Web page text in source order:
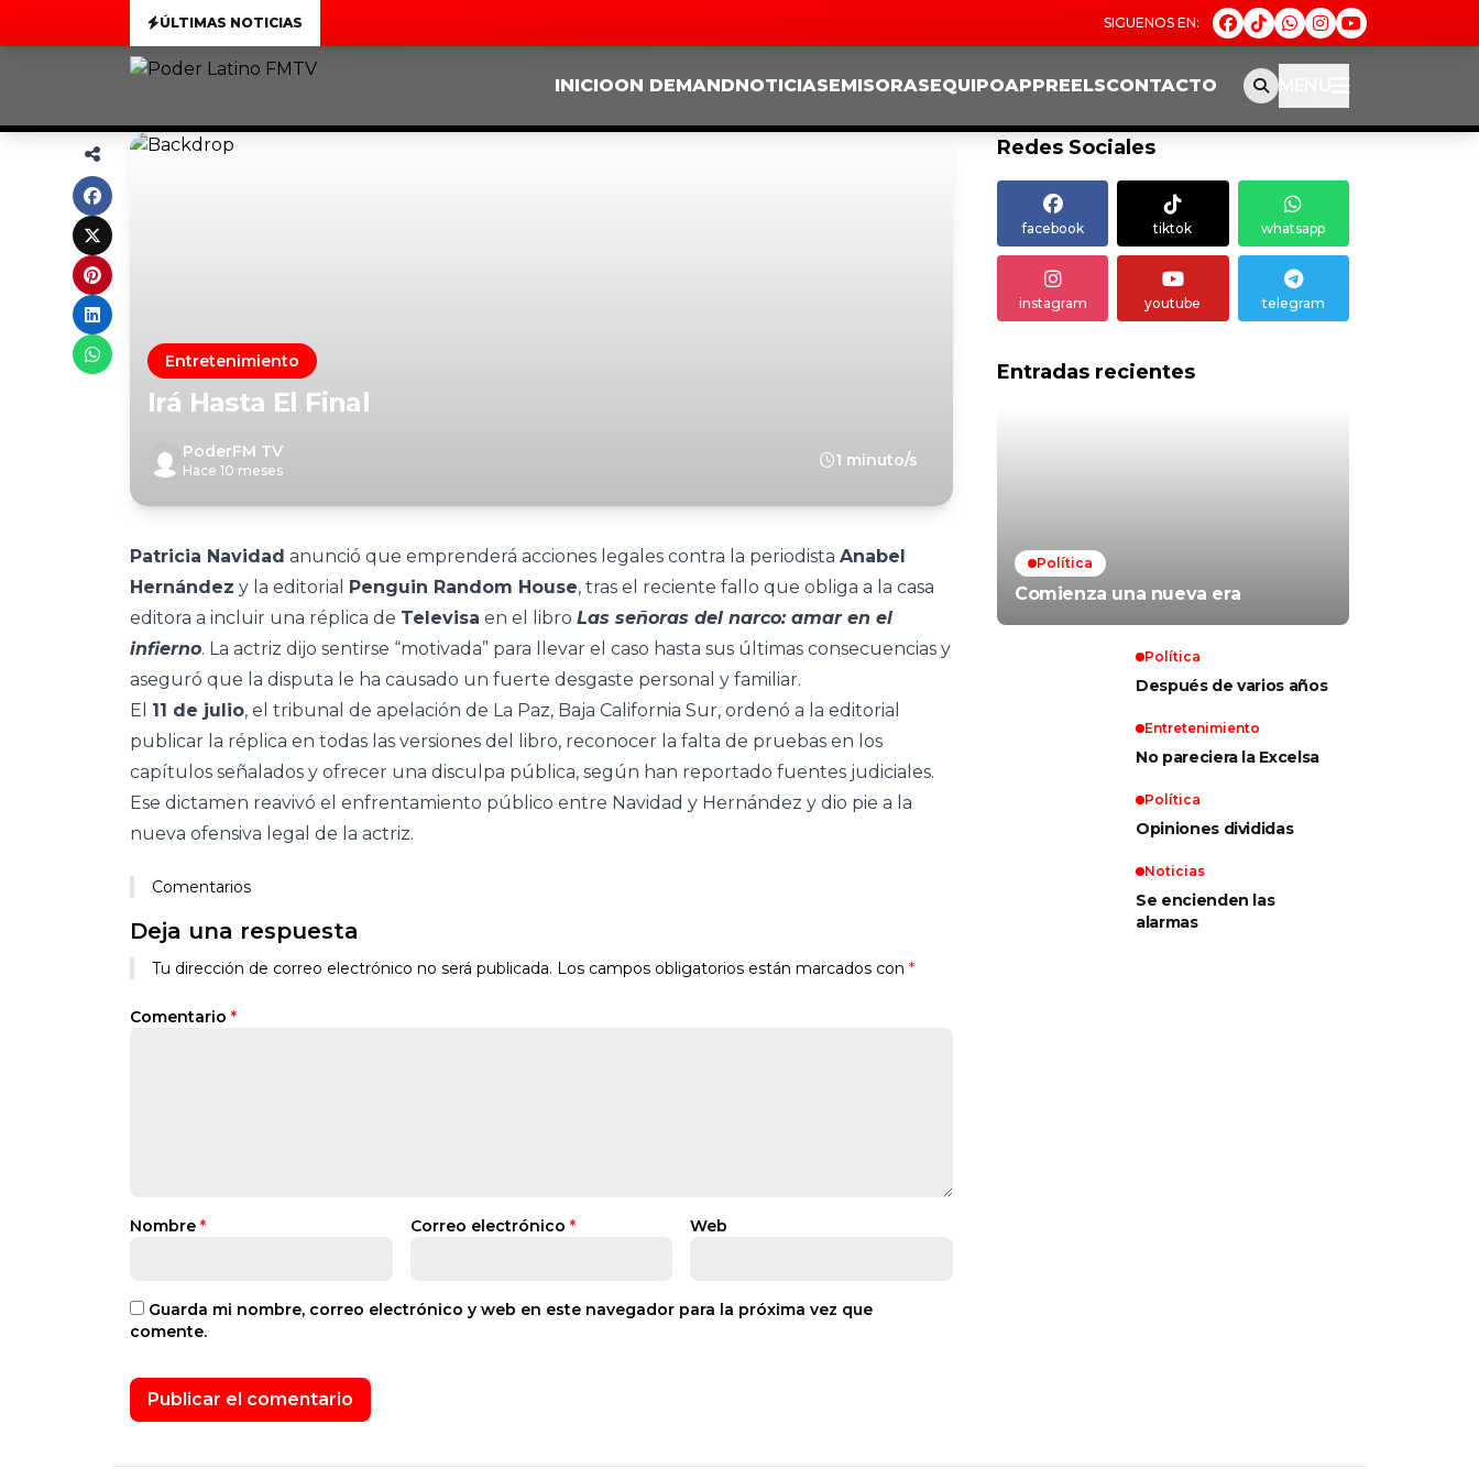
ÚLTIMAS NOTICIAS
INICIOON DEMANDNOTICIASEMISORASEQUIPOAPPREELSCONTACTO MENU
Entretenimiento
Irá Hasta El Final
PoderFM TV
Hace 10 meses
1 minuto/s
Patricia Navidad anunció que emprenderá acciones legales contra la periodista Anabel
Hernández y la editorial Penguin Random House, tras el reciente fallo que obliga a la casa
editora a incluir una réplica de Televisa en el libro Las señoras del narco: amar en el
infierno. La actriz dijo sentirse “motivada” para llevar el caso hasta sus últimas consecuencias y
aseguró que la disputa le ha causado un fuerte desgaste personal y familiar.
El 11 de julio, el tribunal de apelación de La Paz, Baja California Sur, ordenó a la editorial
publicar la réplica en todas las versiones del libro, reconocer la falta de pruebas en los
capítulos señalados y ofrecer una disculpa pública, según han reportado fuentes judiciales.
Ese dictamen reavivó el enfrentamiento público entre Navidad y Hernández y dio pie a la
nueva ofensiva legal de la actriz.
Comentarios
Deja una respuesta
Tu dirección de correo electrónico no será publicada. Los campos obligatorios están marcados con *
Comentario *
Nombre * Correo electrónico * Web
Guarda mi nombre, correo electrónico y web en este navegador para la próxima vez que
comente.
Redes Sociales
facebook tiktok whatsapp
instagram youtube telegram
Entradas recientes
Política
Comienza una nueva era
Política
Después de varios años
Entretenimiento
No pareciera la Excelsa
Política
Opiniones divididas
Noticias
Se encienden las
alarmas